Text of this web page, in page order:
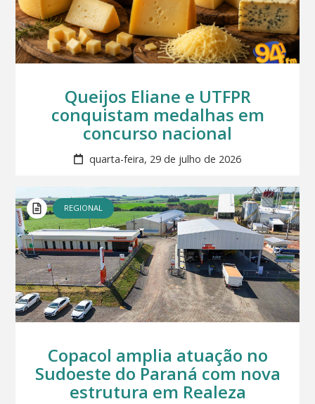
Queijos Eliane e UTFPR
conquistam medalhas em
concurso nacional
quarta-feira, 29 de julho de 2026
REGIONAL
Copacol amplia atuação no
Sudoeste do Paraná com nova
estrutura em Realeza